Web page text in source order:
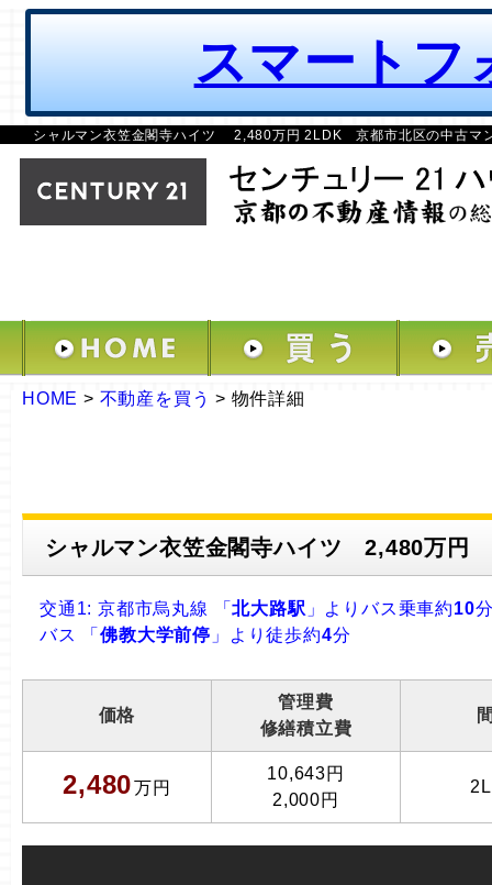
スマートフ
シャルマン衣笠金閣寺ハイツ 2,480万円 2LDK 京都市北区の中古マ
HOME > 不動産を買う > 物件詳細
シャルマン衣笠金閣寺ハイツ 2,480万
交通1: 京都市烏丸線 「北大路駅 」よりバス乗車約10
バス 「佛教大学前停 」より徒歩約4分
価格
管理費
修繕積立費
2,480万円
10,643円
2,000円